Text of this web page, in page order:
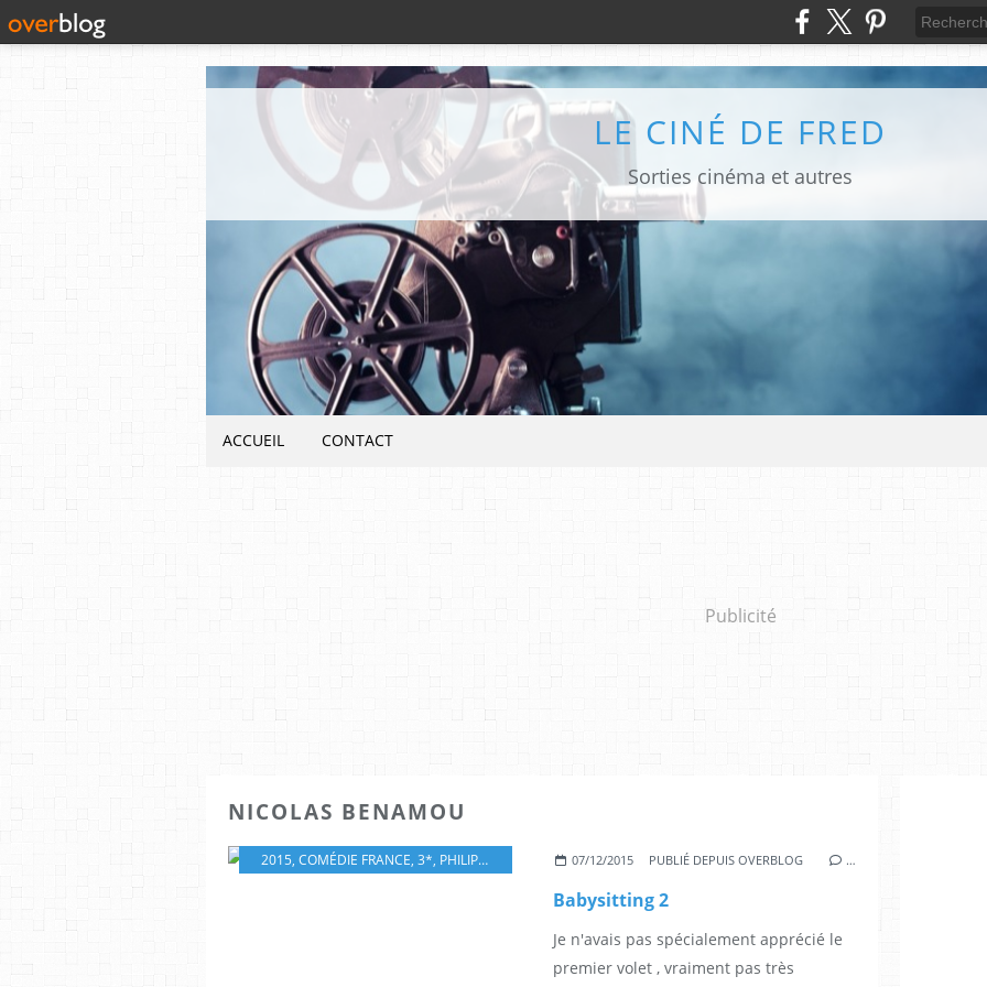
LE CINÉ DE FRED
Sorties cinéma et autres
ACCUEIL CONTACT
Publicité
NICOLAS BENAMOU
2015, COMÉDIE FRANCE, 3*, PHILIPPE LACHEAU ,NICOLAS BENAMOU ,CHRISTIAN CLAVIER VINCENT DESAGNAT
07/12/2015 PUBLIÉ DEPUIS OVERBLOG …
Babysitting 2
Je n'avais pas spécialement apprécié le
premier volet , vraiment pas très